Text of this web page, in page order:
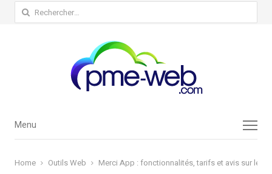
Rechercher :
Menu
Menu
Home Outils Web Merci App : fonctionnalités, tarifs et avis sur le